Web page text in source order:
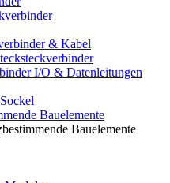
& Kabel
I/O & Datenleitungen
Bauelemente
Bauelemente